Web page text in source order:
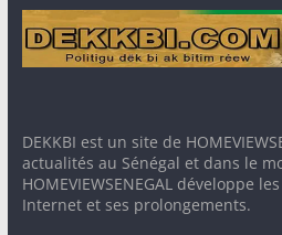
DEKKBI est un site de
actualités au Sénégal et dans le
HOMEVIEWSENEGAL développe
Internet et ses prolongements.